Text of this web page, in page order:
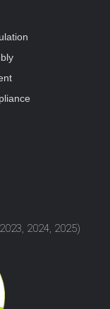
2024, 2025)